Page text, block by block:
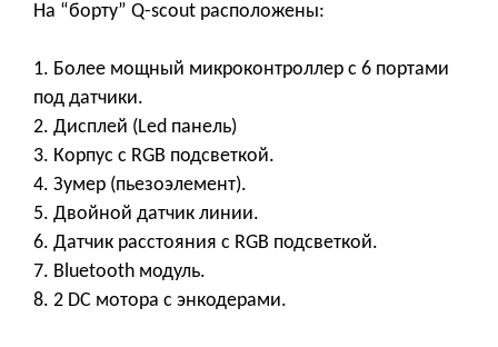
На “борту” Q-scout расположены:
1. Более мощный микроконтроллер с 6 портами
под датчики.
2. Дисплей (Led панель)
3. Корпус с RGB подсветкой.
4. Зумер (пьезоэлемент).
5. Двойной датчик линии.
6. Датчик расстояния с RGB подсветкой.
7. Bluetooth модуль.
8. 2 DC мотора с энкодерами.